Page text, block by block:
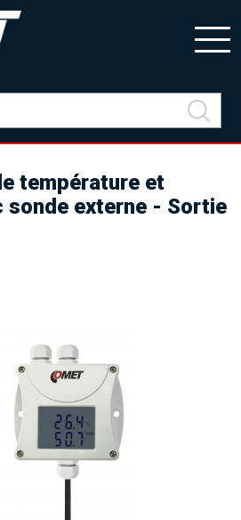
température et
sonde externe - Sortie